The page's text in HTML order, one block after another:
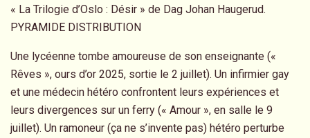
« La Trilogie d’Oslo : Désir » de Dag Johan Haugerud.
PYRAMIDE DISTRIBUTION
Une lycéenne tombe amoureuse de son enseignante («
Rêves », ours d’or 2025, sortie le 2 juillet). Un infirmier gay
et une médecin hétéro confrontent leurs expériences et
leurs divergences sur un ferry (« Amour », en salle le 9
juillet). Un ramoneur (ça ne s’invente pas) hétéro perturbe